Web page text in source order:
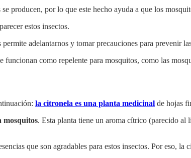
producen, por lo que este hecho ayuda a que los
estos insectos.
adelantarnos y tomar precauciones para prevenir
funcionan como repelente para mosquitos, como las
la citronela es una planta medicinal de hojas
mosquitos. Esta planta tiene un aroma cítrico (parecido al
que son agradables para estos insectos. Por eso,